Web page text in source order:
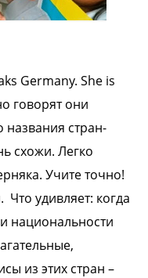
Germany. She is
говорят они
названия стран-
схожи. Легко
Учите точно!
Что удивляет: когда
национальности
из этих стран –